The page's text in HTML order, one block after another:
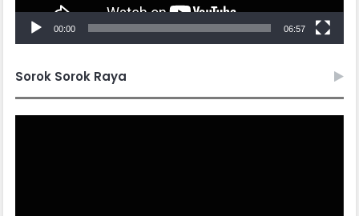
00:00 06:57
Sorok Sorok Raya